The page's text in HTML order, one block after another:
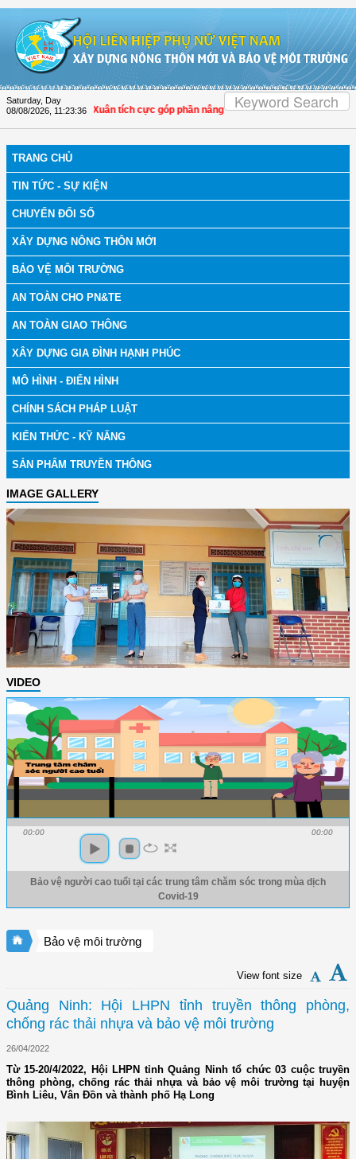
Saturday, Day
08/08/2026 11:23:36
Hội LHPN Thọ Xuân tích cực góp phần nâng cao tỷ lệ người dân tham gia
TRANG CHỦ
TIN TỨC - SỰ KIỆN
CHUYỂN ĐỔI SỐ
XÂY DỰNG NÔNG THÔN MỚI
BẢO VỆ MÔI TRƯỜNG
AN TOÀN CHO PN&TE
AN TOÀN GIAO THÔNG
XÂY DỰNG GIA ĐÌNH HẠNH PHÚC
MÔ HÌNH - ĐIỂN HÌNH
CHÍNH SÁCH PHÁP LUẬT
KIẾN THỨC - KỸ NĂNG
SẢN PHẨM TRUYỀN THÔNG
IMAGE GALLERY
VIDEO
00:00 00:00
Bảo vệ người cao tuổi tại các trung tâm chăm sóc trong mùa dịch
Covid-19
Bảo vệ môi trường
View font size
Quảng Ninh: Hội LHPN tỉnh truyền thông phòng,
chống rác thải nhựa và bảo vệ môi trường
26/04/2022
Từ 15-20/4/2022, Hội LHPN tỉnh Quảng Ninh tổ chức 03 cuộc truyền
thông phòng, chống rác thải nhựa và bảo vệ môi trường tại huyện
Bình Liêu, Vân Đồn và thành phố Hạ Long